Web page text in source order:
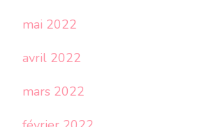
mai 2022
avril 2022
mars 2022